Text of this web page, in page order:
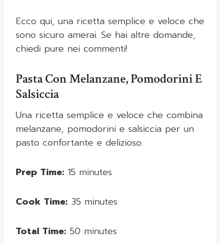
Ecco qui, una ricetta semplice e veloce che
sono sicuro amerai. Se hai altre domande,
chiedi pure nei commenti!
Pasta Con Melanzane, Pomodorini E
Salsiccia
Una ricetta semplice e veloce che combina
melanzane, pomodorini e salsiccia per un
pasto confortante e delizioso.
Prep Time: 15 minutes
Cook Time: 35 minutes
Total Time: 50 minutes